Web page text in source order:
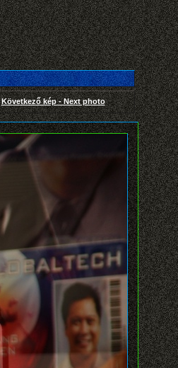
Következő kép - Next photo